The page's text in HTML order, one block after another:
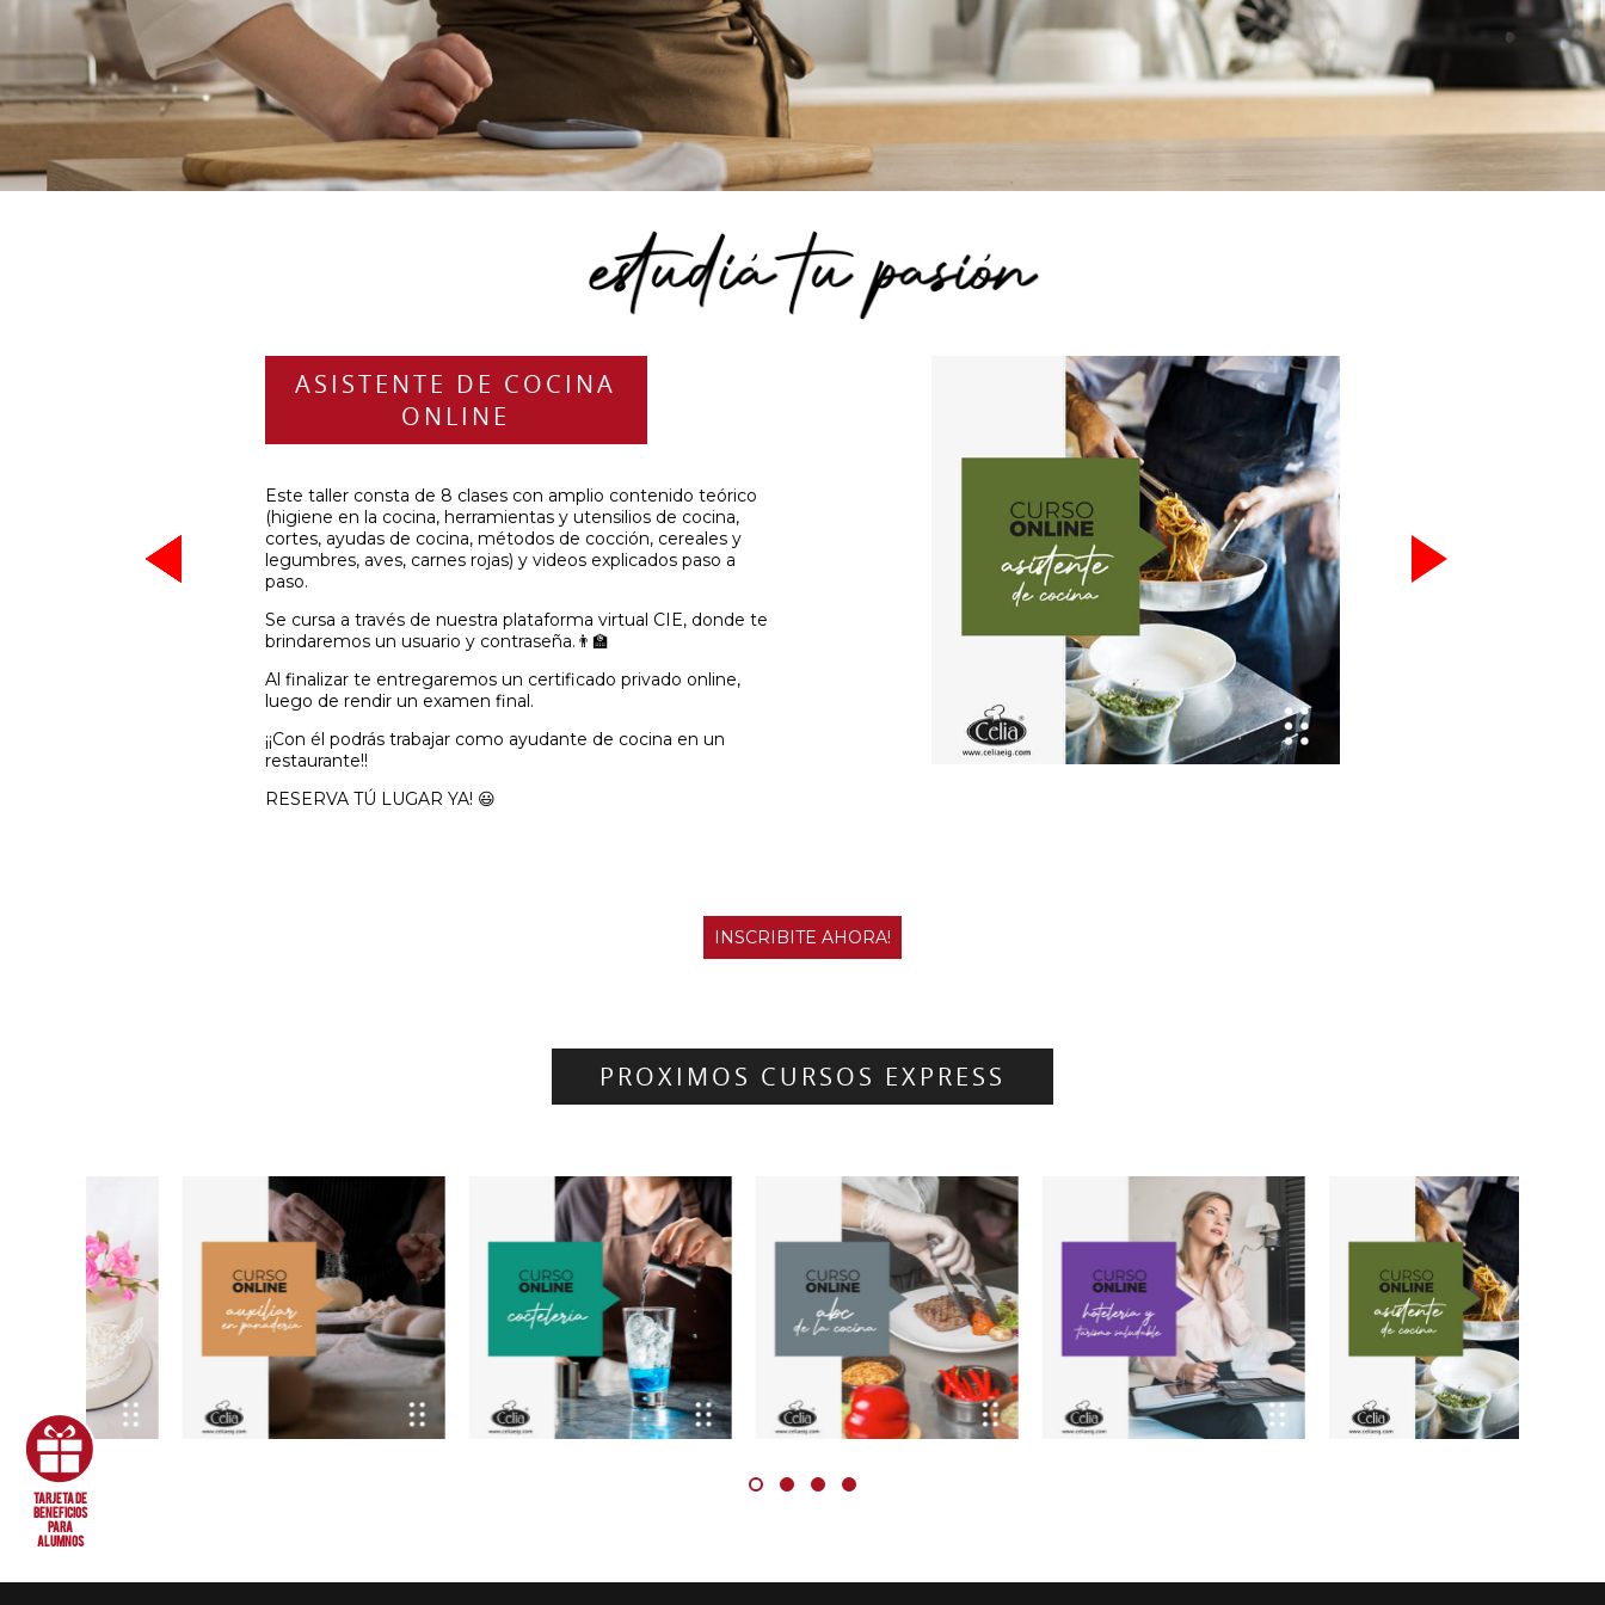
-----
ASISTENTE DE COCINA
ONLINE
Este taller consta de 8 clases con amplio contenido teórico
(higiene en la cocina, herramientas y utensilios de cocina,
cortes, ayudas de cocina, métodos de cocción, cereales y
legumbres, aves, carnes rojas) y videos explicados paso a
paso.
Se cursa a través de nuestra plataforma virtual CIE, donde te
brindaremos un usuario y contraseña.👨‍🏫
Al finalizar te entregaremos un certificado privado online,
luego de rendir un examen final.
¡¡Con él podrás trabajar como ayudante de cocina en un
restaurante!!
RESERVA TÚ LUGAR YA! 😃
INSCRIBITE AHORA!
PROXIMOS CURSOS EXPRESS
tarjeta de
beneficios
para
alumnos